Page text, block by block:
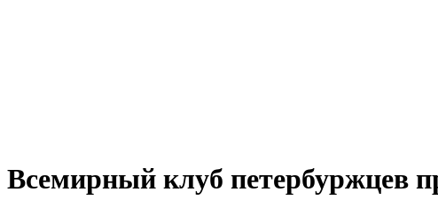
Всемирный клуб петербуржцев